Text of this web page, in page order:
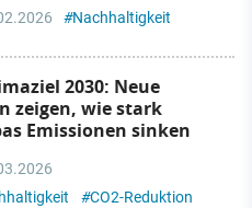
#Nachhaltigkeit
2030: Neue
zeigen, wie stark
Emissionen sinken
#CO2-Reduktion